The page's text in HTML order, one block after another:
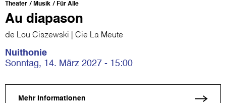
Theater Musik Für Alle
Au diapason
de Lou Ciszewski | Cie La Meute
Nuithonie
Sonntag, 14. März 2027 - 15:00
Mehr Informationen